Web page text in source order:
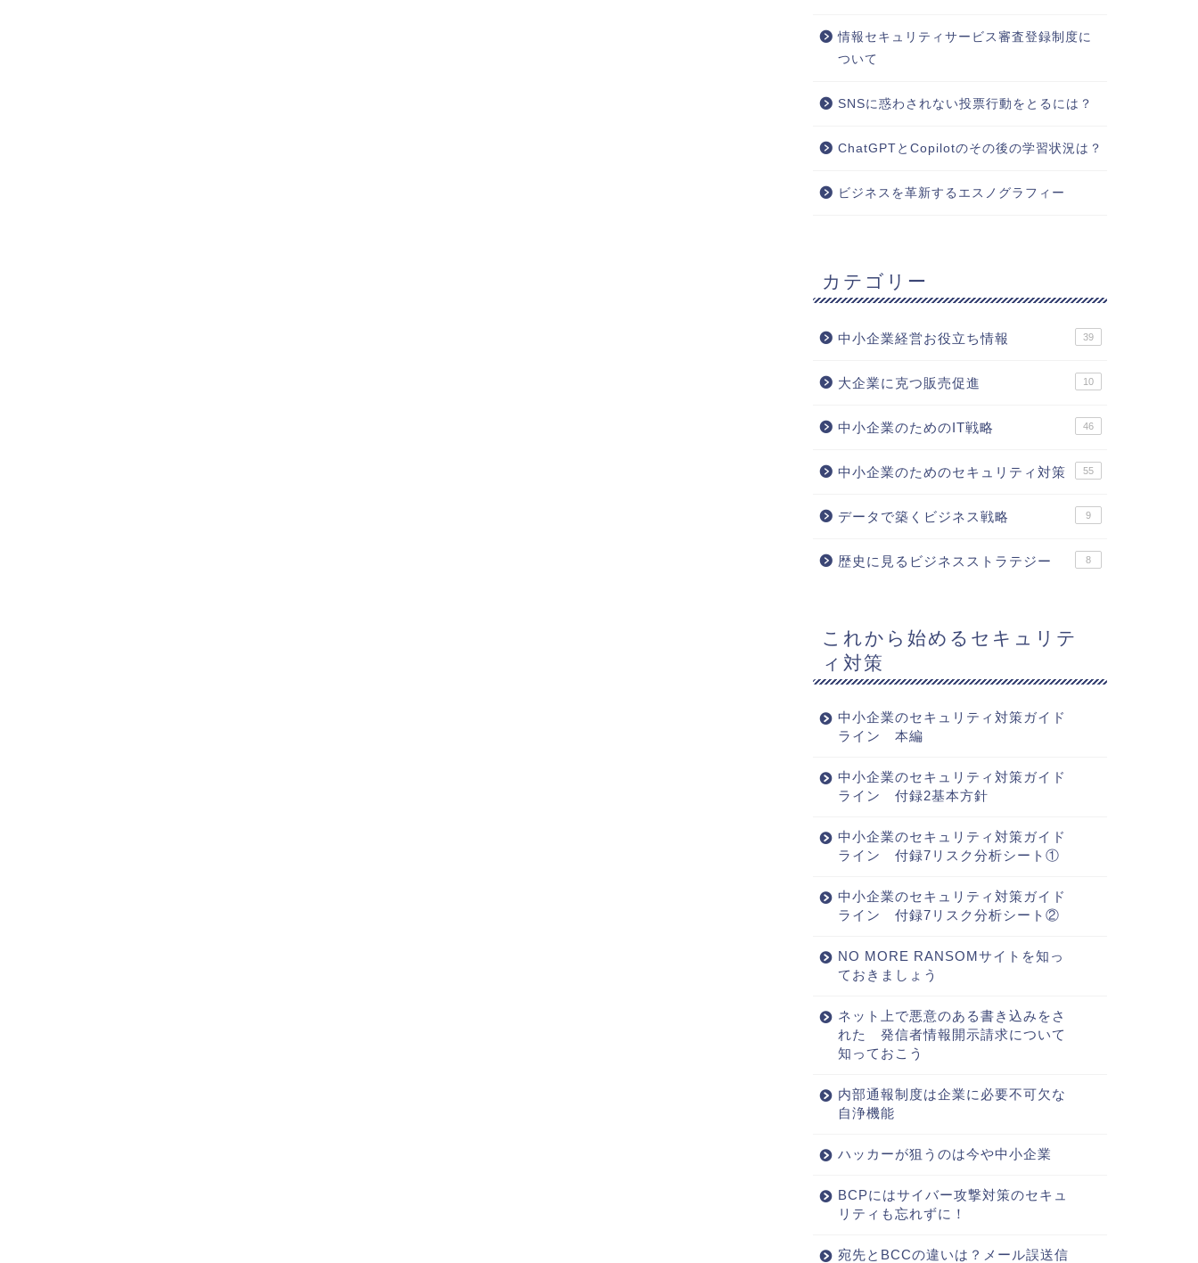
情報セキュリティサービス審査登録制度に
ついて
SNSに惑わされない投票行動をとるには？
ChatGPTとCopilotのその後の学習状況は？
ビジネスを革新するエスノグラフィー
カテゴリー
中小企業経営お役立ち情報 39
大企業に克つ販売促進 10
中小企業のためのIT戦略 46
中小企業のためのセキュリティ対策 55
データで築くビジネス戦略 9
歴史に見るビジネスストラテジー 8
これから始めるセキュリテ
ィ対策
中小企業のセキュリティ対策ガイド
ライン 本編
中小企業のセキュリティ対策ガイド
ライン 付録2基本方針
中小企業のセキュリティ対策ガイド
ライン 付録7リスク分析シート①
中小企業のセキュリティ対策ガイド
ライン 付録7リスク分析シート②
NO MORE RANSOMサイトを知っ
ておきましょう
ネット上で悪意のある書き込みをさ
れた 発信者情報開示請求について
知っておこう
内部通報制度は企業に必要不可欠な
自浄機能
ハッカーが狙うのは今や中小企業
BCPにはサイバー攻撃対策のセキュ
リティも忘れずに！
宛先とBCCの違いは？メール誤送信